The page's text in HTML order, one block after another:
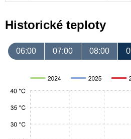
Historické teploty
06:00 07:00 08:00